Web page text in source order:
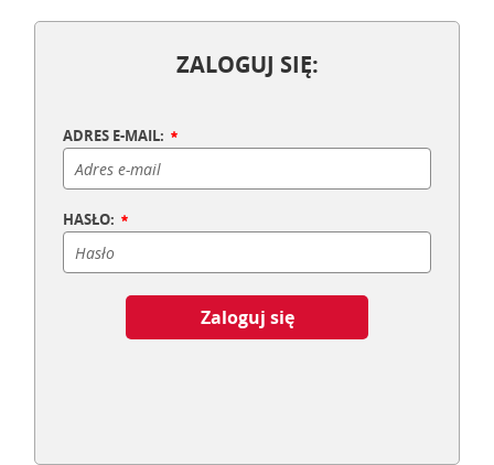
ZALOGUJ SIĘ:
ADRES E-MAIL:
HASŁO:
Zaloguj się